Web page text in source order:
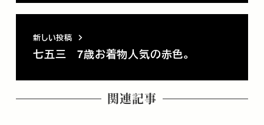
新しい投稿
七五三 7歳お着物人気の赤色。
関連記事